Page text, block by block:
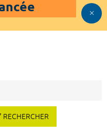
RECHERCHER